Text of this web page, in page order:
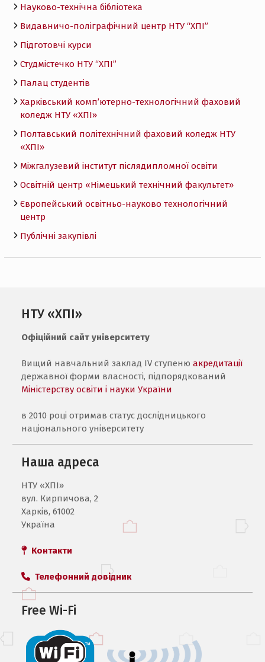
Науково-технічна бібліотека
Видавничо-поліграфічний центр НТУ “ХПІ”
Підготовчі курси
Студмістечко НТУ “ХПІ”
Палац студентів
Харківський комп’ютерно-технологічний фаховий
коледж НТУ «ХПI»
Полтавський політехнічний фаховий коледж НТУ
«ХПI»
Міжгалузевий інститут післядипломної освіти
Освітній центр «Німецький технічний факультет»
Європейський освітньо-науково технологічний
центр
Публічні закупівлі
НТУ «ХПІ»
Офіційний сайт університету
Вищий навчальний заклад IV ступенюакредитації
державної форми власності, підпорядкований
Міністерству освіти і науки України
в 2010 році отримав статус дослідницького
національного університету
Наша адреса
НТУ «ХПI»
вул. Кирпичова, 2
Харків, 61002
Україна
Контакти
Телефонний довідник
Free Wi-Fi